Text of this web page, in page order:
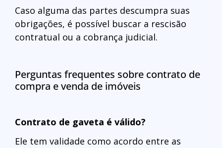
Caso alguma das partes descumpra suas
obrigações, é possível buscar a rescisão
contratual ou a cobrança judicial.
Perguntas frequentes sobre contrato de
compra e venda de imóveis
Contrato de gaveta é válido?
Ele tem validade como acordo entre as